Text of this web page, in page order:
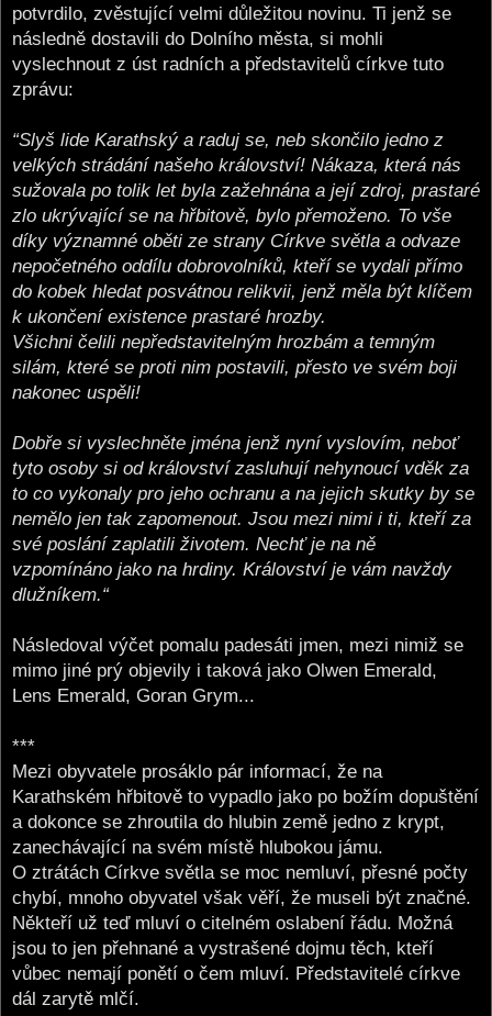
potvrdilo, zvěstující velmi důležitou novinu. Ti jenž se
následně dostavili do Dolního města, si mohli
vyslechnout z úst radních a představitelů církve tuto
zprávu:
“Slyš lide Karathský a raduj se, neb skončilo jedno z
velkých strádání našeho království! Nákaza, která nás
sužovala po tolik let byla zažehnána a její zdroj, prastaré
zlo ukrývající se na hřbitově, bylo přemoženo. To vše
díky významné oběti ze strany Církve světla a odvaze
nepočetného oddílu dobrovolníků, kteří se vydali přímo
do kobek hledat posvátnou relikvii, jenž měla být klíčem
k ukončení existence prastaré hrozby.
Všichni čelili nepředstavitelným hrozbám a temným
silám, které se proti nim postavili, přesto ve svém boji
nakonec uspěli!
Dobře si vyslechněte jména jenž nyní vyslovím, neboť
tyto osoby si od království zasluhují nehynoucí vděk za
to co vykonaly pro jeho ochranu a na jejich skutky by se
nemělo jen tak zapomenout. Jsou mezi nimi i ti, kteří za
své poslání zaplatili životem. Nechť je na ně
vzpomínáno jako na hrdiny. Království je vám navždy
dlužníkem.“
Následoval výčet pomalu padesáti jmen, mezi nimiž se
mimo jiné prý objevily i taková jako Olwen Emerald,
Lens Emerald, Goran Grym...
***
Mezi obyvatele prosáklo pár informací, že na
Karathském hřbitově to vypadlo jako po božím dopuštění
a dokonce se zhroutila do hlubin země jedno z krypt,
zanechávající na svém místě hlubokou jámu.
O ztrátách Církve světla se moc nemluví, přesné počty
chybí, mnoho obyvatel však věří, že museli být značné.
Někteří už teď mluví o citelném oslabení řádu. Možná
jsou to jen přehnané a vystrašené dojmu těch, kteří
vůbec nemají ponětí o čem mluví. Představitelé církve
dál zarytě mlčí.